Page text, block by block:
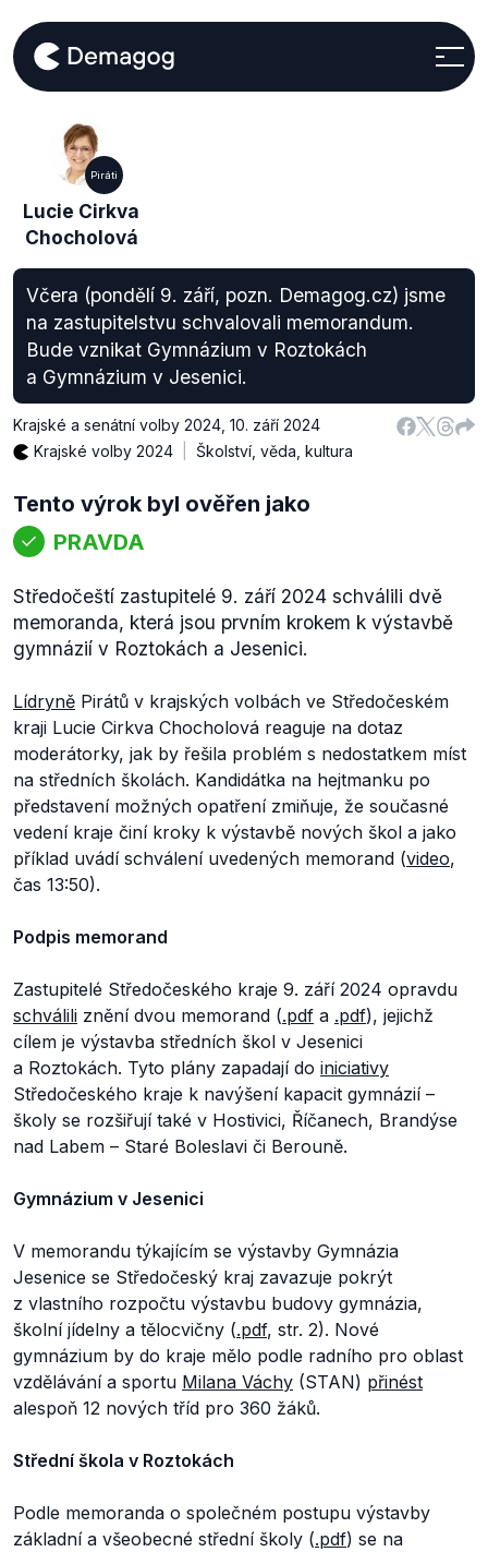
Piráti
Lucie Cirkva
Chocholová
Včera (pondělí 9. září, pozn. Demagog.cz) jsme
na zastupitelstvu schvalovali memorandum.
Bude vznikat Gymnázium v Roztokách
a Gymnázium v Jesenici.
Krajské a senátní volby 2024 10. září 2024
Krajské volby 2024
Školství, věda, kultura
Tento výrok byl ověřen jako
PRAVDA
Středočeští zastupitelé 9. září 2024 schválili dvě
memoranda, která jsou prvním krokem k výstavbě
gymnázií v Roztokách a Jesenici.
Lídryně Pirátů v krajských volbách ve Středočeském
kraji Lucie Cirkva Chocholová reaguje na dotaz
moderátorky, jak by řešila problém s nedostatkem míst
na středních školách. Kandidátka na hejtmanku po
představení možných opatření zmiňuje, že současné
vedení kraje činí kroky k výstavbě nových škol a jako
příklad uvádí schválení uvedených memorand (video,
čas 13:50).
Podpis memorand
Zastupitelé Středočeského kraje 9. září 2024 opravdu
schválili znění dvou memorand (.pdf a .pdf), jejichž
cílem je výstavba středních škol v Jesenici
a Roztokách. Tyto plány zapadají do iniciativy
Středočeského kraje k navýšení kapacit gymnázií –
školy se rozšiřují také v Hostivici, Říčanech, Brandýse
nad Labem – Staré Boleslavi či Berouně.
Gymnázium v Jesenici
V memorandu týkajícím se výstavby Gymnázia
Jesenice se Středočeský kraj zavazuje pokrýt
z vlastního rozpočtu výstavbu budovy gymnázia,
školní jídelny a tělocvičny (.pdf, str. 2). Nové
gymnázium by do kraje mělo podle radního pro oblast
vzdělávání a sportu Milana Váchy (STAN) přinést
alespoň 12 nových tříd pro 360 žáků.
Střední škola v Roztokách
Podle memoranda o společném postupu výstavby
základní a všeobecné střední školy (.pdf) se na